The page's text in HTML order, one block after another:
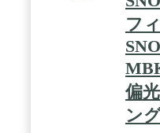
フ
偏
ン